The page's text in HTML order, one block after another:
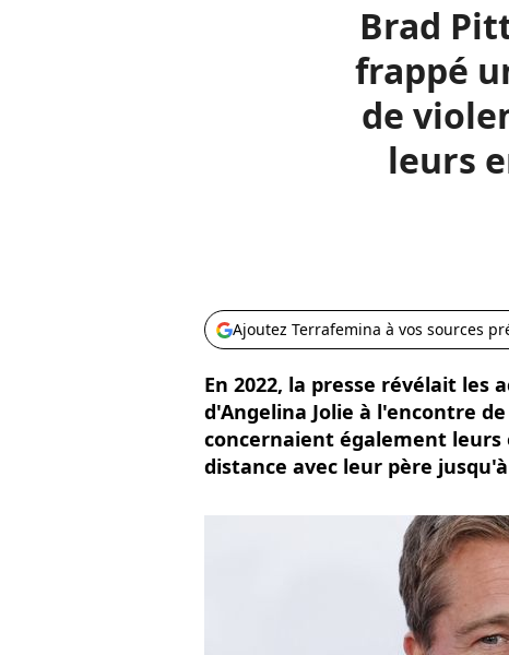
Brad
frappé
de
leurs
Ajoutez Terrafemina à vos sources
En 2022, la presse révélait les
d'Angelina Jolie à l'encontre
concernaient également
distance avec leur père